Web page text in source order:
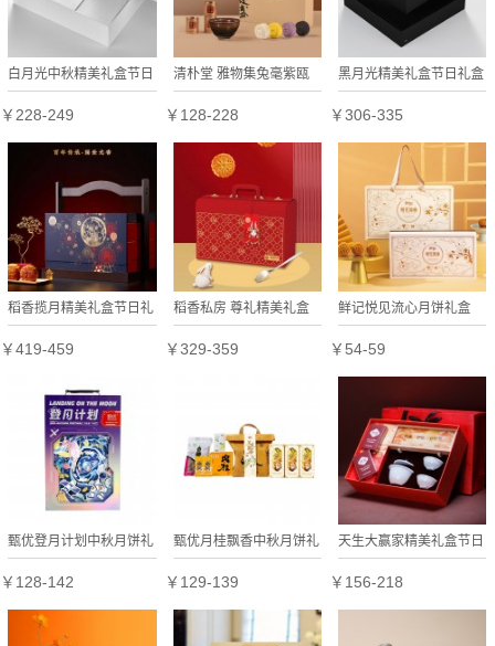
白月光中秋精美礼盒节日
礼盒定制
￥228-249
清朴堂 雅物集兔毫紫瓯
建盏茶礼套装非遗传承工
艺铁胎小种红茶可定制
￥128-228
黑月光精美礼盒节日礼盒
定制
￥306-335
稻香揽月精美礼盒节日礼
盒定制
￥419-459
稻香私房 尊礼精美礼盒
节日礼盒定制
￥329-359
鲜记悦见流心月饼礼盒
400g
￥54-59
甄优登月计划中秋月饼礼
盒
￥128-142
甄优月桂飘香中秋月饼礼
盒
￥129-139
天生大赢家精美礼盒节日
礼盒定制
￥156-218